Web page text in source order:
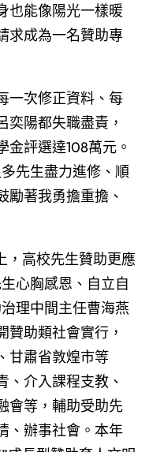
也能像陽光一樣暖
求成為一名贊助專
一次修正資料、每
奕陽都失職盡責，
評選達108萬元。
先生盡力進修、順
勵著我勇擔重擔、
，高校先生贊助更應
心胸感恩、自立自
理中間主任曹海燕
贊助類社會實行，
甘肅省敦煌市等
、介入課程支教、
會等，輔助受助先
、辦事社會。本年